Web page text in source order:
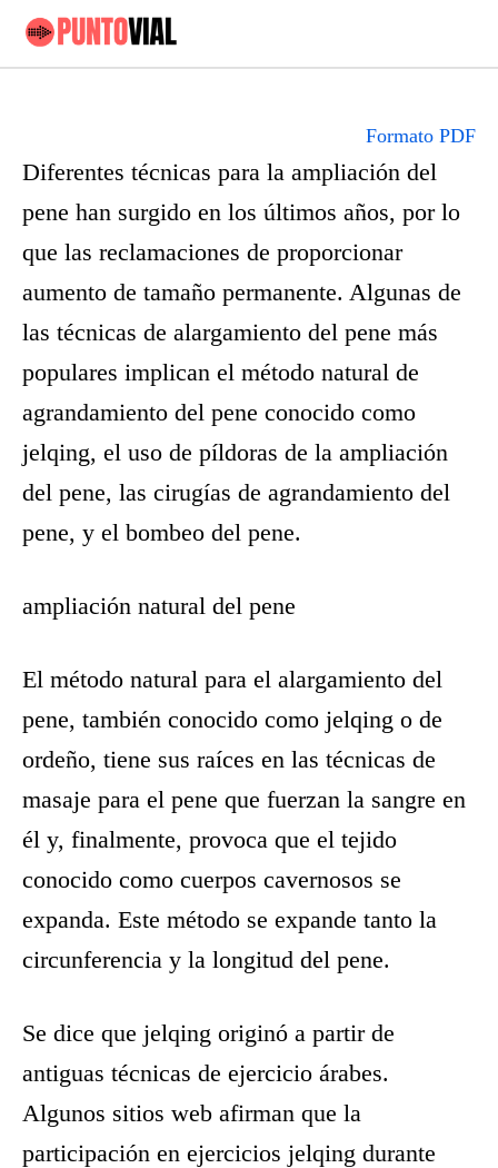
Formato PDF
Diferentes técnicas para la ampliación del
pene han surgido en los últimos años, por lo
que las reclamaciones de proporcionar
aumento de tamaño permanente. Algunas de
las técnicas de alargamiento del pene más
populares implican el método natural de
agrandamiento del pene conocido como
jelqing, el uso de píldoras de la ampliación
del pene, las cirugías de agrandamiento del
pene, y el bombeo del pene.
ampliación natural del pene
El método natural para el alargamiento del
pene, también conocido como jelqing o de
ordeño, tiene sus raíces en las técnicas de
masaje para el pene que fuerzan la sangre en
él y, finalmente, provoca que el tejido
conocido como cuerpos cavernosos se
expanda. Este método se expande tanto la
circunferencia y la longitud del pene.
Se dice que jelqing originó a partir de
antiguas técnicas de ejercicio árabes.
Algunos sitios web afirman que la
participación en ejercicios jelqing durante